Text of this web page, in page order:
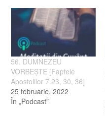
56. DUMNEZEU
VORBEŞTE [Faptele
Apostolilor 7.23, 30, 36]
25 februarie, 2022
În „Podcast”